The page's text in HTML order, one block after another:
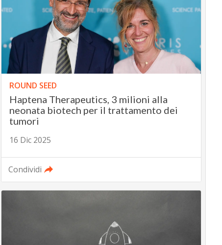
ROUND SEED
Haptena Therapeutics, 3 milioni alla
neonata biotech per il trattamento dei
tumori
16 Dic 2025
Condividi